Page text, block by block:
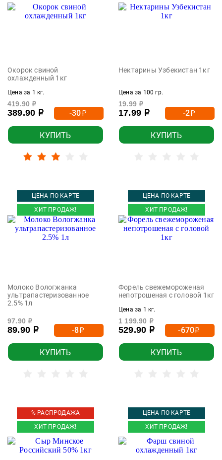
Окорок свиной
охлажденный 1кг
Цена за 1 кг.
419.90 р
389.90 р -30р
КУПИТЬ
Нектарины Узбекистан 1кг
Цена за 100 гр.
19.99 р
17.99 р -2р
КУПИТЬ
ЦЕНА ПО КАРТЕ
ХИТ ПРОДАЖ!
Молоко Вологжанка
ультрапастеризованное
2.5% 1л
97.90 р
89.90 р -8р
КУПИТЬ
ЦЕНА ПО КАРТЕ
ХИТ ПРОДАЖ!
Форель свежемороженая
непотрошеная с головой 1кг
Цена за 1 кг.
1 199.90 р
529.90 р -670р
КУПИТЬ
% РАСПРОДАЖА
ХИТ ПРОДАЖ!
ЦЕНА ПО КАРТЕ
ХИТ ПРОДАЖ!